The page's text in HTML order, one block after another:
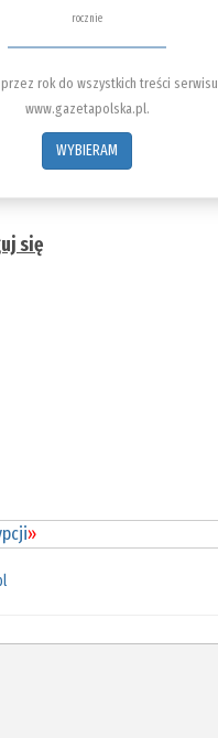
rocznie
rok do wszystkich treści serwisu
www.gazetapolska.pl.
WYBIERAM
się
»